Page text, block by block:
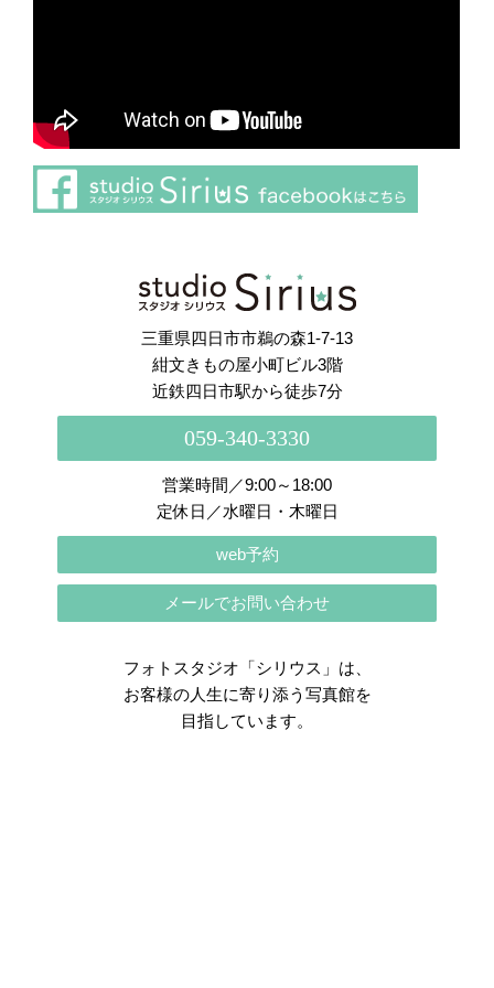
Instagram でフォロー
三重県四日市市鵜の森1-7-13
紺文きもの屋小町ビル3階
近鉄四日市駅から徒歩7分
059-340-3330
営業時間／9:00～18:00
定休日／水曜日・木曜日
web予約
メールでお問い合わせ
フォトスタジオ「シリウス」は、
お客様の人生に寄り添う写真館を
目指しています。